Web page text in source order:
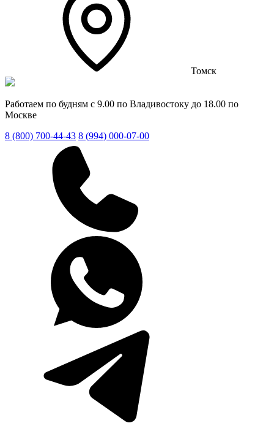
Томск
Работаем по будням с 9.00 по Владивостоку до 18.00 по
Москве
8 (800) 700-44-43 8 (994) 000-07-00